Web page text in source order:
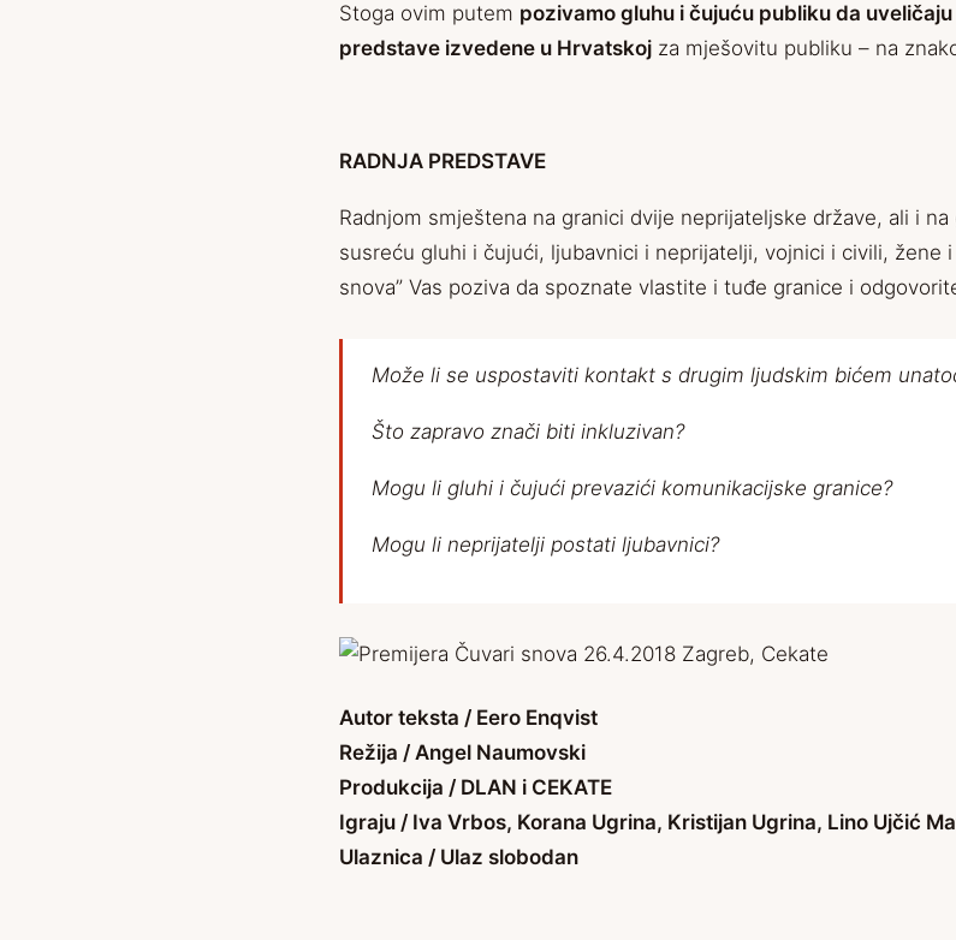
Stoga ovim putem pozivamo gluhu i čujuću publiku da
predstave izvedene u Hrvatskoj za mješovitu publiku – na
RADNJA PREDSTAVE
Radnjom smještena na granici dvije neprijateljske države, ali i
susreću gluhi i čujući, ljubavnici i neprijatelji, vojnici i civili, žene i
snova” Vas poziva da spoznate vlastite i tuđe granice i
Može li se uspostaviti kontakt s drugim ljudskim bićem
Što zapravo znači biti inkluzivan?
Mogu li gluhi i čujući prevazići komunikacijske granice?
Mogu li neprijatelji postati ljubavnici?
Autor teksta / Eero Enqvist
Režija / Angel Naumovski
Produkcija / DLAN i CEKATE
Igraju / Iva Vrbos, Korana Ugrina, Kristijan Ugrina, Lino Ujčić
Ulaznica / Ulaz slobodan